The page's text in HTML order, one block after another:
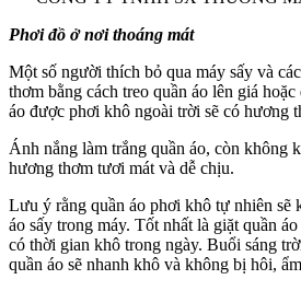
Phơi đồ ở nơi thoáng mát
Một số người thích bỏ qua máy sấy và
thơm bằng cách treo quần áo lên giá
áo được phơi khô ngoài trời sẽ có hương
Ánh nắng làm trắng quần áo, còn không
hương thơm tươi mát và dễ chịu.
Lưu ý rằng quần áo phơi khô tự nhiên sẽ
áo sấy trong máy. Tốt nhất là giặt quần
có thời gian khô trong ngày. Buổi sáng
quần áo sẽ nhanh khô và không bị hôi,